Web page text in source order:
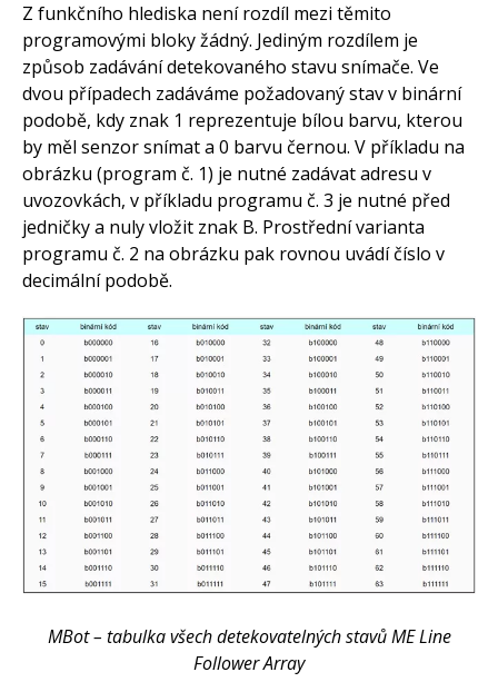
Z funkčního hlediska není rozdíl mezi těmito
programovými bloky žádný. Jediným rozdílem je
způsob zadávání detekovaného stavu snímače. Ve
dvou případech zadáváme požadovaný stav v binární
podobě, kdy znak 1 reprezentuje bílou barvu, kterou
by měl senzor snímat a 0 barvu černou. V příkladu na
obrázku (program č. 1) je nutné zadávat adresu v
uvozovkách, v příkladu programu č. 3 je nutné před
jedničky a nuly vložit znak B. Prostřední varianta
programu č. 2 na obrázku pak rovnou uvádí číslo v
decimální podobě.
MBot – tabulka všech detekovatelných stavů ME Line
Follower Array